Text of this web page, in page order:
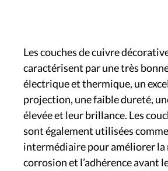
Les couches de cuivre
caractérisent par une très
électrique et thermique, un
projection, une faible dureté,
élevée et leur brillance. Les
sont également utilisées
intermédiaire pour améliorer la
corrosion et l’adhérence avant